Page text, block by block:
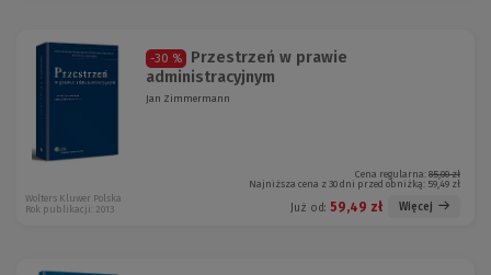
-30 %
Przestrzeń w prawie
administracyjnym
Jan Zimmermann
Cena regularna: 85,00 zł
Najniższa cena z 30 dni przed obniżką: 59,49 zł
Już od: 59,49 zł Więcej
Wolters Kluwer Polska
Rok publikacji: 2013